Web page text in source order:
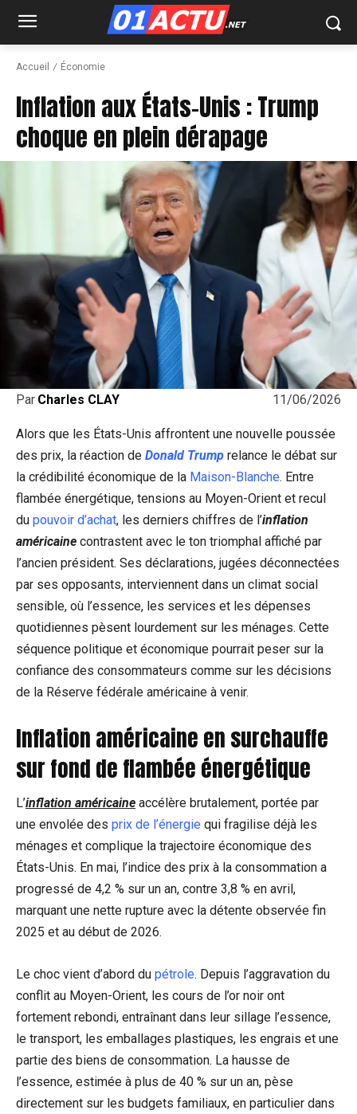
Accueil Économie
Inflation aux États-Unis : Trump
choque en plein dérapage
11/06/2026
Par Charles CLAY
Alors que les États-Unis affrontent une nouvelle poussée
des prix, la réaction de Donald Trump relance le débat sur
la crédibilité économique de la Maison-Blanche. Entre
flambée énergétique, tensions au Moyen-Orient et recul
du pouvoir d’achat, les derniers chiffres de l’inflation
américaine contrastent avec le ton triomphal affiché par
l’ancien président. Ses déclarations, jugées déconnectées
par ses opposants, interviennent dans un climat social
sensible, où l’essence, les services et les dépenses
quotidiennes pèsent lourdement sur les ménages. Cette
séquence politique et économique pourrait peser sur la
confiance des consommateurs comme sur les décisions
de la Réserve fédérale américaine à venir.
Inflation américaine en surchauffe
sur fond de flambée énergétique
L’inflation américaine accélère brutalement, portée par
une envolée des prix de l’énergie qui fragilise déjà les
ménages et complique la trajectoire économique des
États-Unis. En mai, l’indice des prix à la consommation a
progressé de 4,2 % sur un an, contre 3,8 % en avril,
marquant une nette rupture avec la détente observée fin
2025 et au début de 2026.
Le choc vient d’abord du pétrole. Depuis l’aggravation du
conflit au Moyen-Orient, les cours de l’or noir ont
fortement rebondi, entraînant dans leur sillage l’essence,
le transport, les emballages plastiques, les engrais et une
partie des biens de consommation. La hausse de
l’essence, estimée à plus de 40 % sur un an, pèse
directement sur les budgets familiaux, en particulier dans